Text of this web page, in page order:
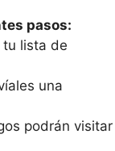
pasos:
tu ⁤lista de
una
podrán visitar